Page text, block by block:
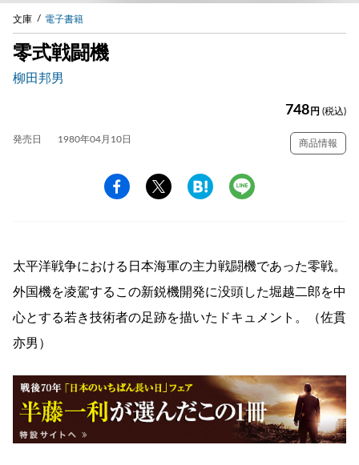
文庫 電子書籍
零式戦闘機
柳田邦男
748 円 (税込)
発売日 1980年04月10日 商品情報
太平洋戦争における日本海軍の主力戦闘機であった零戦。
外国機を凌駕するこの新鋭機開発に没頭した堀越二郎を中
心とする若き技術者の足跡を描いたドキュメント。（佐貫
亦男）